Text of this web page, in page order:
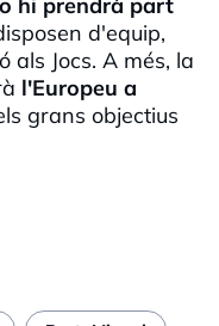
hi prendrà part
d'equip,
als Jocs. A més, la
l'Europeu a
grans objectius